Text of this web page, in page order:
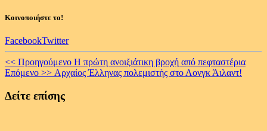
Κοινοποιήστε το!
FacebookTwitter
Continue
Reading
<< Προηγούμενο Η πρώτη ανοιξιάτικη βροχή από πεφταστέρια
Επόμενο >> Aρχαίος Έλληνας πολεμιστής στο Λονγκ Άιλαντ!
Δείτε επίσης